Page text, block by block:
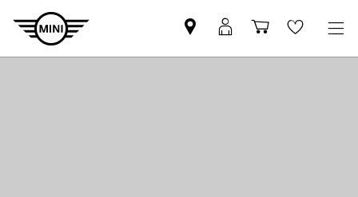
MINI
Partner
MINI
Login
Wishlist